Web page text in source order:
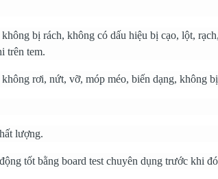
bị rách, không có dấu hiệu bị cạo, lột,
trên tem.
rơi, nứt, vỡ, móp méo, biến dạng, không
lượng.
tốt bằng board test chuyên dụng trước khi